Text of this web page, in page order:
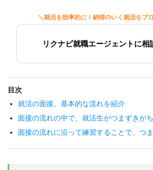
＼就活を効率的に！納得のいく就活をプ
リクナビ就職エージェントに相
目次
就活の面接、基本的な流れを紹介
面接の流れの中で、就活生がつまずきが
面接の流れに沿って練習することで、つ